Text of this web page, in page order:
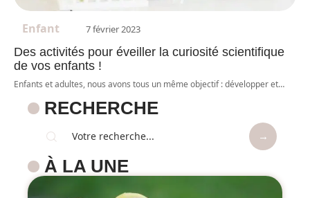
Enfant 7 février 2023
Des activités pour éveiller la curiosité scientifique
de vos enfants !
Enfants et adultes, nous avons tous un même objectif : développer et…
RECHERCHE
À LA UNE